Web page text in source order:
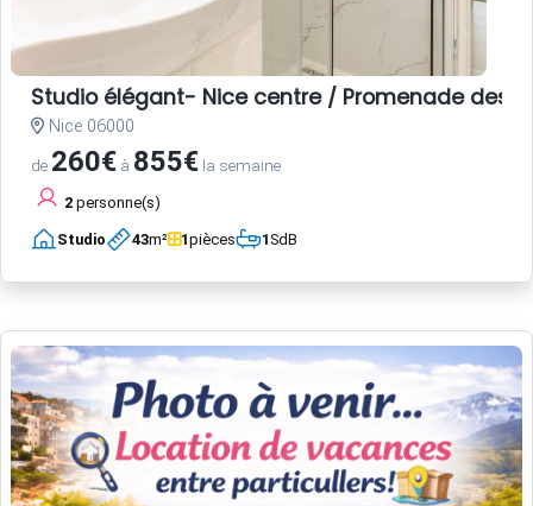
Studio élégant- Nice centre / Promenade des
Nice 06000
de 260€ à 855€ la semaine
2 personne(s)
Studio 43m² 1pièces 1SdB